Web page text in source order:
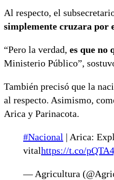
Al respecto, el
simplemente cruzara por
“Pero la verdad, es que no
Ministerio Público”,
También precisó que la
al respecto. Asimismo,
Arica y Parinacota.
#Nacional | Arica:
vitalhttps://t.co/
— Agricultura